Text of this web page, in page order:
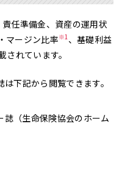
任準備金、資産の運用状
マージン比率※1、基礎利益
れています。
下記から閲覧できます。
誌（生命保険協会のホーム